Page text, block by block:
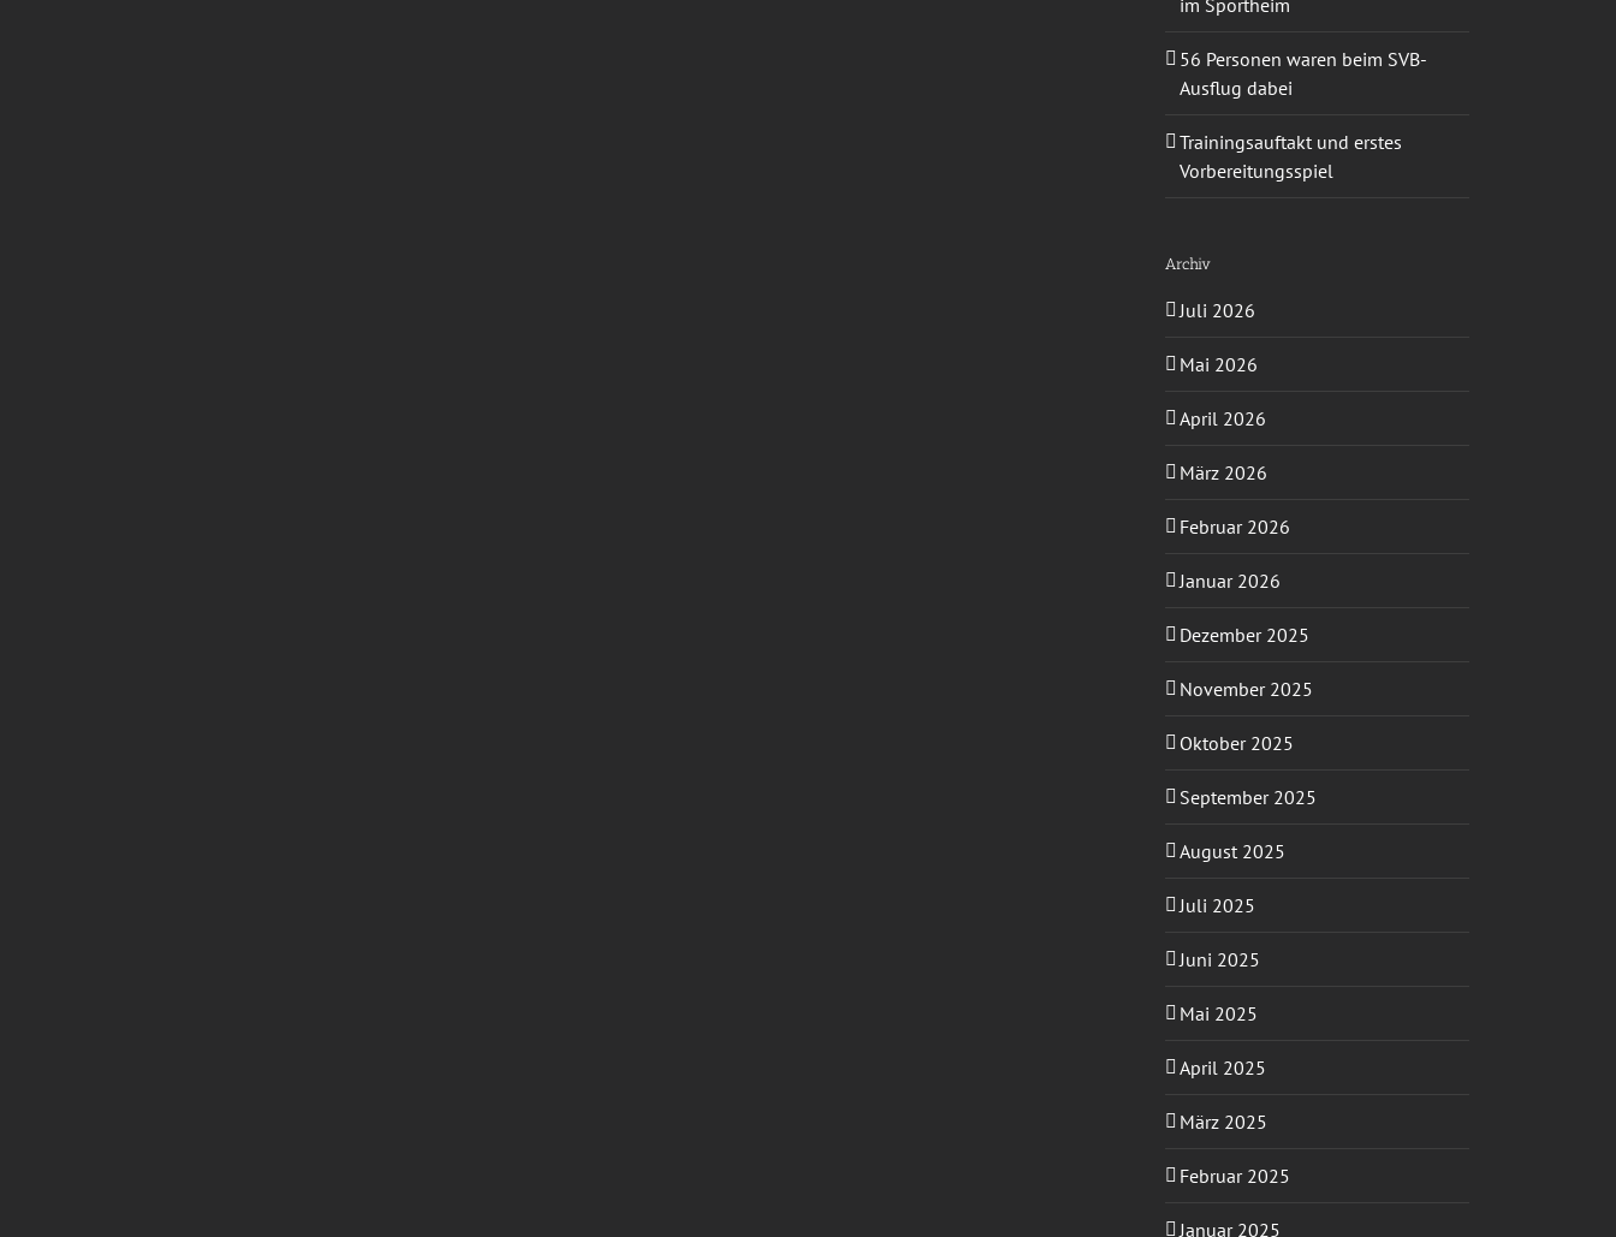
56 Personen waren beim SVB-
Ausflug dabei
Trainingsauftakt und erstes
Vorbereitungsspiel
Archiv
Juli 2026
Mai 2026
April 2026
März 2026
Februar 2026
Januar 2026
Dezember 2025
November 2025
Oktober 2025
September 2025
August 2025
Juli 2025
Juni 2025
Mai 2025
April 2025
März 2025
Februar 2025
Januar 2025